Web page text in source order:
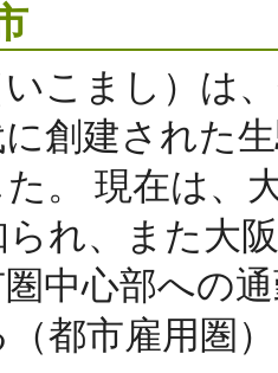
こまし）は
創建された
。 現在は、
られ、また大
中心部への
都市雇用圏